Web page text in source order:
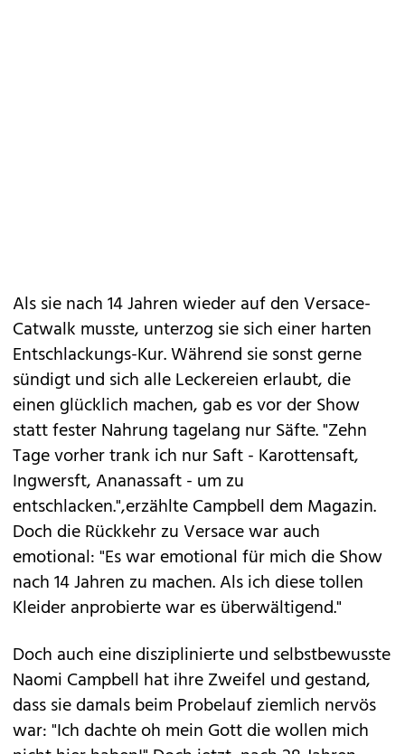
Als sie nach 14 Jahren wieder auf den Versace-
Catwalk musste, unterzog sie sich einer harten
Entschlackungs-Kur. Während sie sonst gerne
sündigt und sich alle Leckereien erlaubt, die
einen glücklich machen, gab es vor der Show
statt fester Nahrung tagelang nur Säfte. "Zehn
Tage vorher trank ich nur Saft - Karottensaft,
Ingwersft, Ananassaft - um zu
entschlacken.",erzählte Campbell dem Magazin.
Doch die Rückkehr zu Versace war auch
emotional: "Es war emotional für mich die Show
nach 14 Jahren zu machen. Als ich diese tollen
Kleider anprobierte war es überwältigend."
Doch auch eine disziplinierte und selbstbewusste
Naomi Campbell hat ihre Zweifel und gestand,
dass sie damals beim Probelauf ziemlich nervös
war: "Ich dachte oh mein Gott die wollen mich